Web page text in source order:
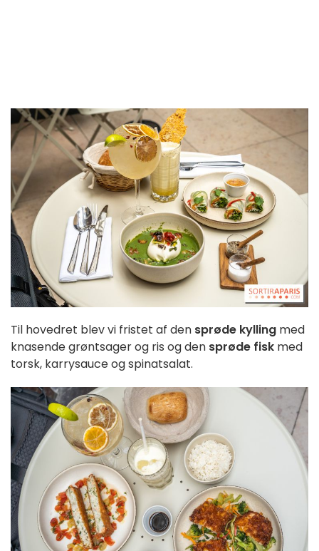
Til hovedret blev vi fristet af den sprøde kylling med
knasende grøntsager og ris og den sprøde fisk med
torsk, karrysauce og spinatsalat.